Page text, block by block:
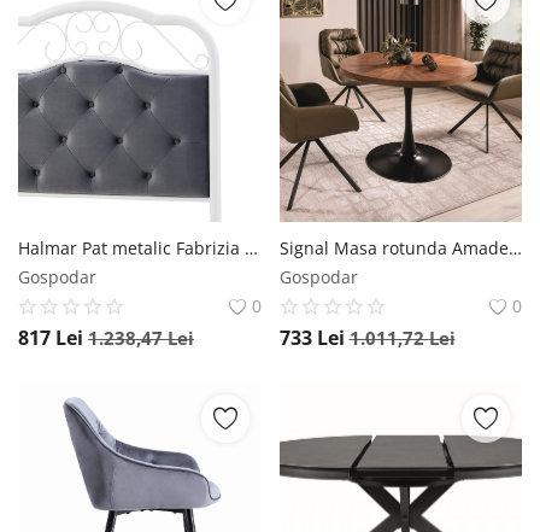
Halmar Pat metalic Fabrizia alb 90x200 cm
Gospodar
0
817 Lei 1.238,47Lei
Signal Masa rotunda Amadeo nuc/negru mat - d100 x h76 cm
Gospodar
0
733 Lei 1.011,72Lei